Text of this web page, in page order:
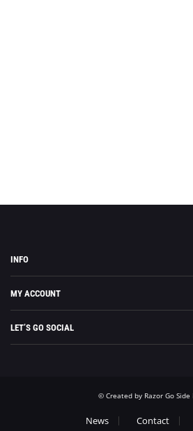
INFO
MY ACCOUNT
LET’S GO SOCIAL
© Created by Razor Go
News Contact